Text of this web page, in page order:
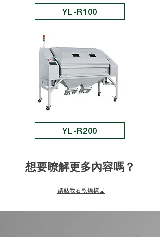
YL-R100
YL-R200
想要暸解​更多內容嗎？
- 請點我看乾燥樣品 -